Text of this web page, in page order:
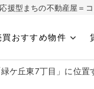
援型まちの不動産屋＝
買おすすめ物件
ケ丘東7丁目」に位置